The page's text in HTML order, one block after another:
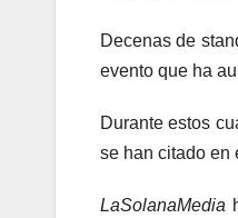
Decenas de
evento que ha
Durante estos
se han citado en
LaSolanaMedia